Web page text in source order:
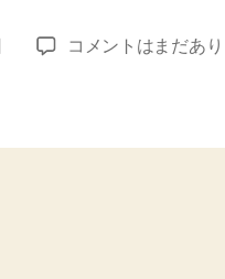
Laravel
デ
コメントはまだあ